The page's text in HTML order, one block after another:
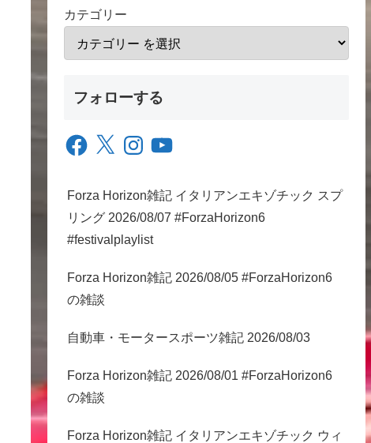
カテゴリー
フォローする
Facebook
X InstagramYouTube
Forza Horizon雑記 イタリアンエキゾチック スプ
リング 2026/08/07 #ForzaHorizon6
#festivalplaylist
Forza Horizon雑記 2026/08/05 #ForzaHorizon6
の雑談
自動車・モータースポーツ雑記 2026/08/03
Forza Horizon雑記 2026/08/01 #ForzaHorizon6
の雑談
Forza Horizon雑記 イタリアンエキゾチック ウィ